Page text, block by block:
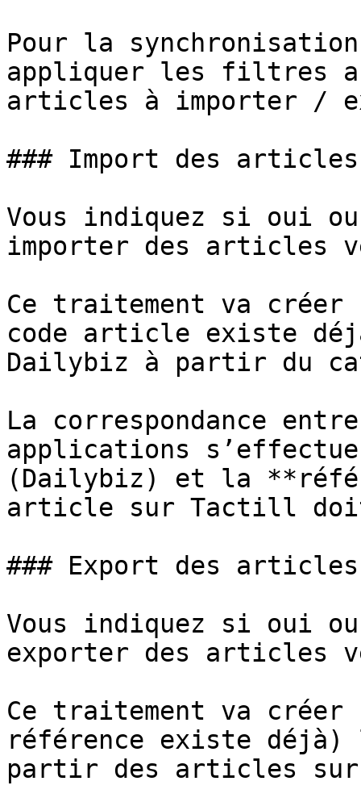
Pour la
appliquer les filtres
articles à importer /
### Import des articles
Vous indiquez si oui
importer des articles
Ce traitement va
code article existe
Dailybiz à partir du
La correspondance
applications
(Dailybiz) et la
article sur Tactill doit
### Export des articles
Vous indiquez si oui
exporter des articles
Ce traitement va
référence existe
partir des articles